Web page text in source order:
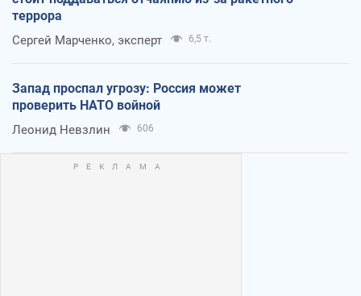
террора
Сергей Марченко, эксперт 6,5 т.
Запад проспал угрозу: Россия может
проверить НАТО войной
Леонид Невзлин 606